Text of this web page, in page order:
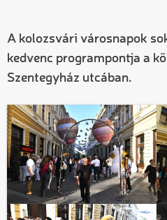
A kolozsvári városnapok
kedvenc programpontja a
Szentegyház utcában.